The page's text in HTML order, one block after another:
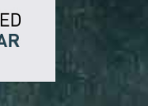
napoletana